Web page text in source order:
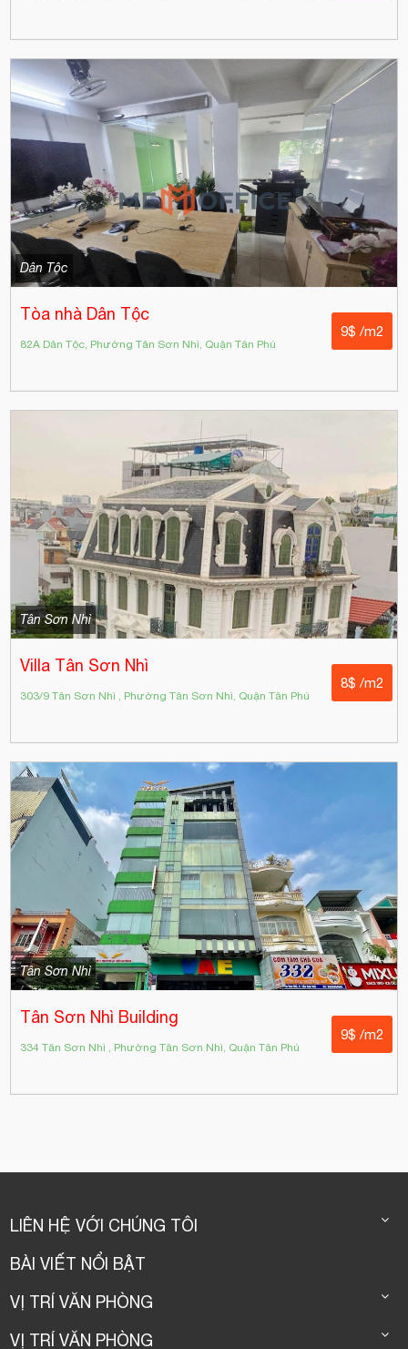
Dân Tộc
Tòa nhà Dân Tộc
82A Dân Tộc, Phường Tân Sơn Nhì, Quận Tân Phú
9$ /m2
Tân Sơn Nhì
Villa Tân Sơn Nhì
303/9 Tân Sơn Nhì , Phường Tân Sơn Nhì, Quận Tân Phú
8$ /m2
Tân Sơn Nhì
Tân Sơn Nhì Building
334 Tân Sơn Nhì , Phường Tân Sơn Nhì, Quận Tân Phú
9$ /m2
LIÊN HỆ VỚI CHÚNG TÔI
BÀI VIẾT NỔI BẬT
VỊ TRÍ VĂN PHÒNG
VỊ TRÍ VĂN PHÒNG